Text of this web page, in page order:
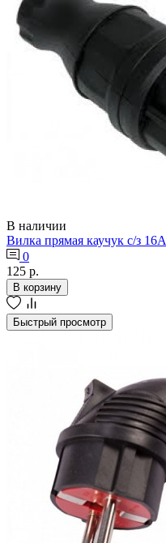
В наличии
Вилка прямая каучук с/з 16А
0
125 р.
В корзину
Быстрый просмотр